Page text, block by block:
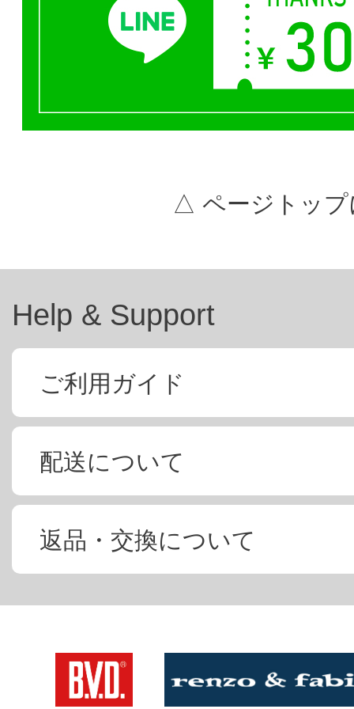
△ ページトップ
Help & Support
ご利用ガイド
配送について
返品・交換について